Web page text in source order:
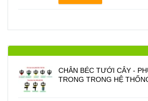
CHÂN BÉC TƯỚI CÂY -
TRONG TRONG HỆ